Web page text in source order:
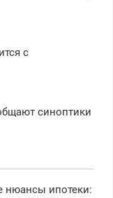
с
синоптики
нюансы ипотеки: